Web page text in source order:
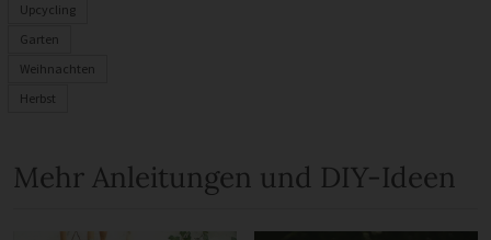
Upcycling
Garten
Weihnachten
Herbst
Mehr Anleitungen und DIY-Ideen